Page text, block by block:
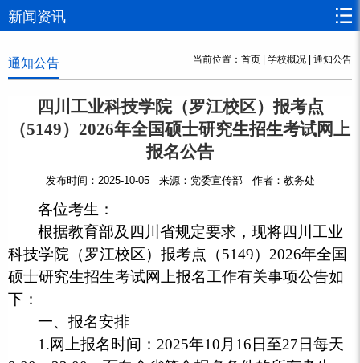
新闻资讯
通知公告 当前位置： 首页 | 学校概况 | 通知公告
四川工业科技学院（罗江校区）报考点
（5149）2026年全国硕士研究生招生考试网上
报名公告
发布时间：2025-10-05 来源：党委宣传部 作者：教务处
各位考生：
根据教育部及四川省规定要求，现将四川工业
科技学院（罗江校区）报考点（5149）2026年全国
硕士研究生招生考试网上报名工作有关事项公告如
下：
一、报名安排
1.网上报名时间：2025年10月16日至27日每天